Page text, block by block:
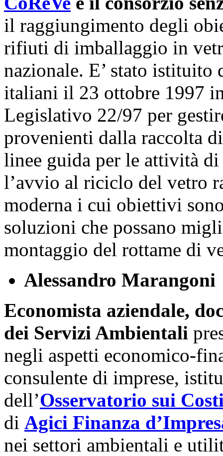
il raggiungimento degli
rifiuti di imballaggio in
nazionale. E’ stato
italiani il 23 ottobre 1997
Legislativo 22/97 per
provenienti dalla raccolta
linee guida per le attività
l’avvio al riciclo del vetro
moderna i cui obiettivi
soluzioni che possano
montaggio del rottame di
Alessandro Marangoni
Economista aziendale,
dei Servizi Ambientali
negli aspetti economico-
consulente di imprese,
dell’Osservatorio sui
di Agici Finanza
nei settori ambientali e